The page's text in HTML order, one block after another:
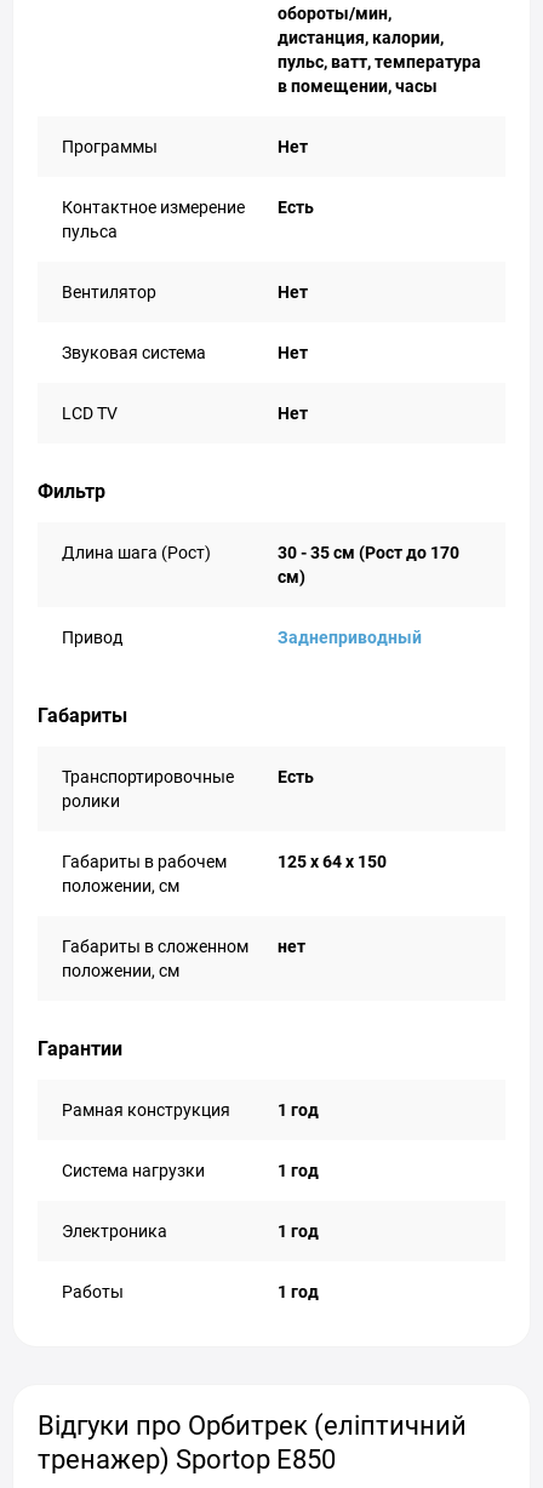
обороты/мин,
дистанция, калории,
пульс, ватт, температура
в помещении, часы
Программы Нет
Контактное измерение
пульса
Есть
Вентилятор Нет
Звуковая система Нет
LCD TV Нет
Фильтр
Длина шага (Рост)
30 - 35 см (Рост до 170
см)
Привод Заднеприводный
Габариты
Транспортировочные
ролики
Есть
Габариты в рабочем
положении, см
125 х 64 х 150
Габариты в сложенном
положении, см
нет
Гарантии
Рамная конструкция 1 год
Система нагрузки 1 год
Электроника 1 год
Работы 1 год
Відгуки про Орбитрек (еліптичний
тренажер) Sportop E850